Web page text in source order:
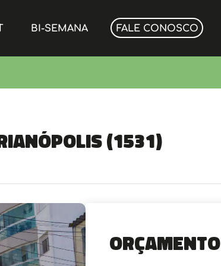
BI-SEMANA FALE CONOSCO
(1531)
Orçamento